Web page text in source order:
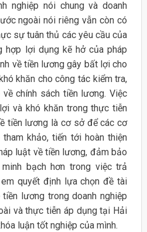
nghiệp nói chung và doanh
ngoài nói riêng vẫn còn có
sự tuân thủ các yêu cầu của
hợp lợi dụng kẽ hở của pháp
về tiền lương gây bất lợi cho
khăn cho công tác kiểm tra,
chính sách tiền lương. Việc
và khó khăn trong thực tiễn
tiền lương là cơ sở để các cơ
khảo, tiến tới hoàn thiện
luật về tiền lương, đảm bảo
bạch hơn trong việc trả
quyết định lựa chọn đề tài
lương trong doanh nghiệp
và thực tiễn áp dụng tại Hải
luận tốt nghiệp của mình.